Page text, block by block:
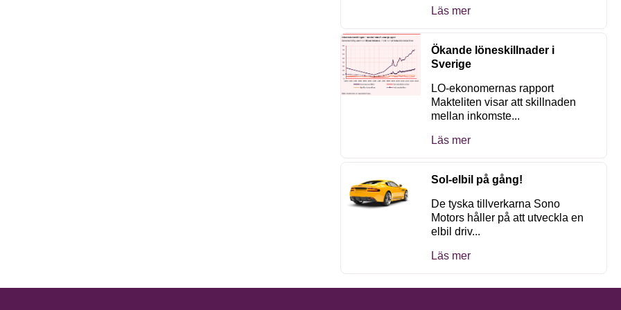
Läs mer
Ökande löneskillnader i
Sverige
LO-ekonomernas rapport
Makteliten visar att skillnaden
mellan inkomste...
Läs mer
Sol-elbil på gång!
De tyska tillverkarna Sono
Motors håller på att utveckla en
elbil driv...
Läs mer